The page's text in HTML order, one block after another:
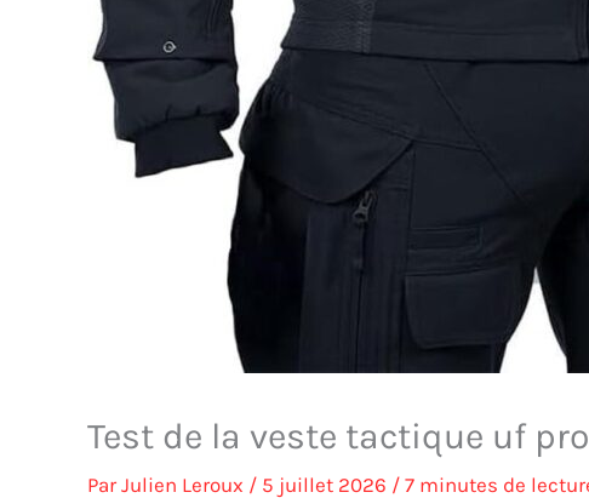
Test de la veste tactique uf
ParJulien Leroux / 5 juillet 2026 / 7 minutes de